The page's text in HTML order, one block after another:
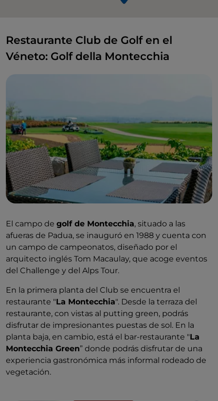
Restaurante Club de Golf en el
Véneto: Golf della Montecchia
El campo de golf de Montecchia, situado a las
afueras de Padua, se inauguró en 1988 y cuenta con
un campo de campeonatos, diseñado por el
arquitecto inglés Tom Macaulay, que acoge eventos
del Challenge y del Alps Tour.
En la primera planta del Club se encuentra el
restaurante "La Montecchia". Desde la terraza del
restaurante, con vistas al putting green, podrás
disfrutar de impresionantes puestas de sol. En la
planta baja, en cambio, está el bar-restaurante "La
Montecchia Green” donde podrás disfrutar de una
experiencia gastronómica más informal rodeado de
vegetación.